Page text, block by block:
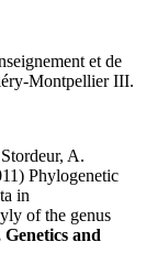
et de
Montpellier III.
A.
Phylogenetic
in
of the genus
and